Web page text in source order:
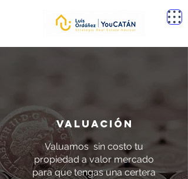
Valuación
Valuamos sin costo tu
propiedad a valor mercado
para que tengas una certera